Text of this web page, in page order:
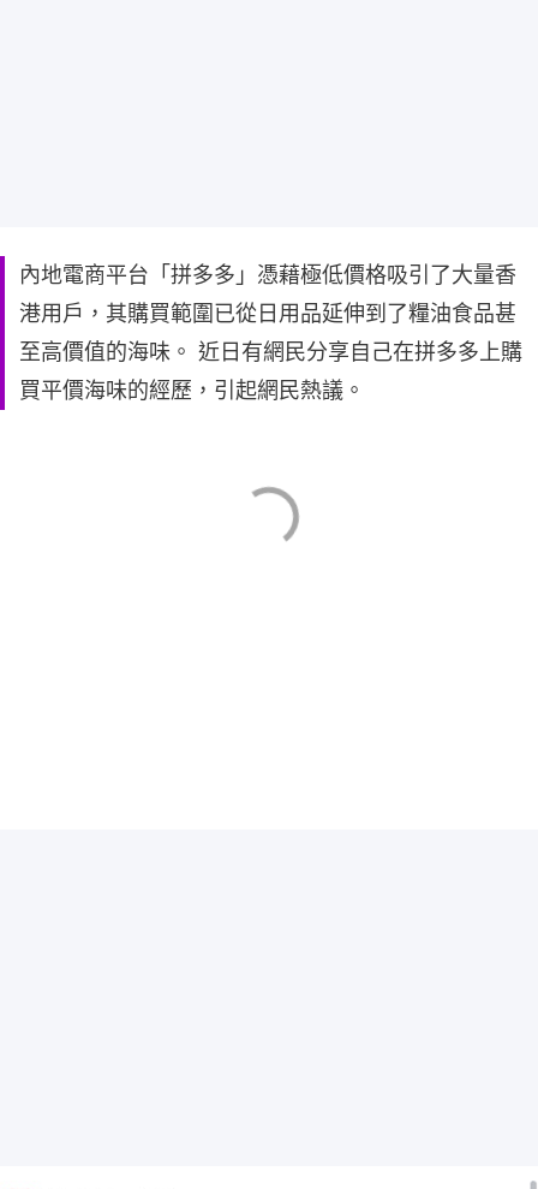
內地電商平台「拼多多」憑藉極低價格吸引了大量香
港用戶，其購買範圍已從日用品延伸到了糧油食品甚
至高價值的海味。 近日有網民分享自己在拼多多上購
買平價海味的經歷，引起網民熱議。